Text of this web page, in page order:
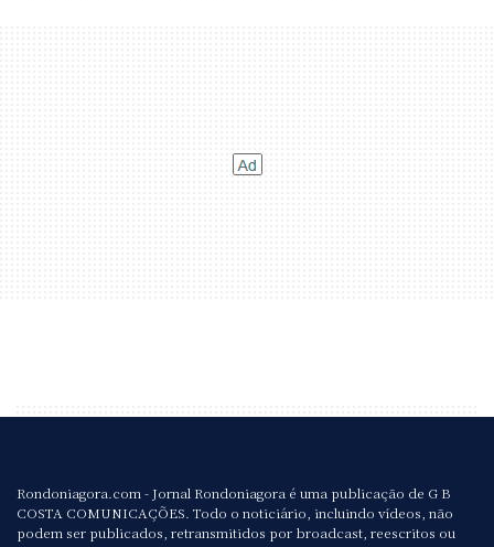
Rondoniagora.com - Jornal Rondoniagora é uma publicação de G B
COSTA COMUNICAÇÕES. Todo o noticiário, incluindo vídeos, não
podem ser publicados, retransmitidos por broadcast, reescritos ou